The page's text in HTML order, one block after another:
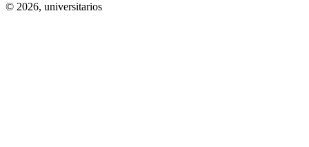
© 2026, universitarios